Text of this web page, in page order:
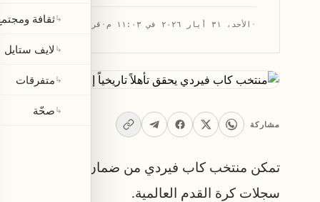
· الأحد، ٣١ أيار ٢٠٢٦ في ١١:٠٣ م · قراءة 1 دقيقة
مشاركة
سجلات كرة القدم العالمية.
↳ثقافة
↳ لايف ستايل
↳متفرقات
↳صحّة